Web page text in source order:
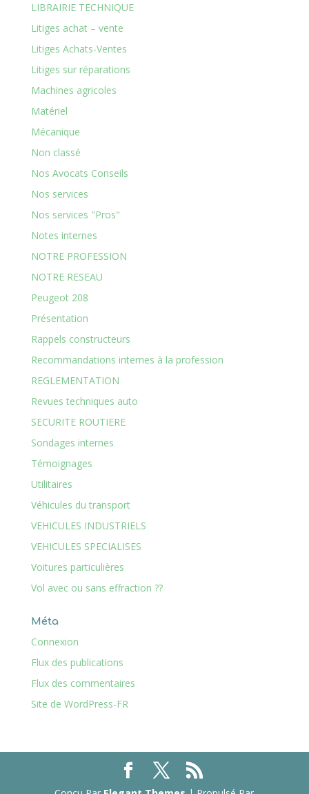
LIBRAIRIE TECHNIQUE
Litiges achat – vente
Litiges Achats-Ventes
Litiges sur réparations
Machines agricoles
Matériel
Mécanique
Non classé
Nos Avocats Conseils
Nos services
Nos services "Pros"
Notes internes
NOTRE PROFESSION
NOTRE RESEAU
Peugeot 208
Présentation
Rappels constructeurs
Recommandations internes à la profession
REGLEMENTATION
Revues techniques auto
SECURITE ROUTIERE
Sondages internes
Témoignages
Utilitaires
Véhicules du transport
VEHICULES INDUSTRIELS
VEHICULES SPECIALISES
Voitures particulières
Vol avec ou sans effraction ??
Méta
Connexion
Flux des publications
Flux des commentaires
Site de WordPress-FR